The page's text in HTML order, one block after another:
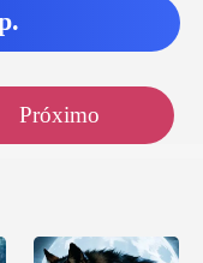
Próximo